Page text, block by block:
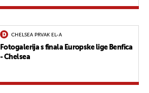
CHELSEA PRVAK EL-A
Fotogalerija s finala Europske lige Benfica
- Chelsea